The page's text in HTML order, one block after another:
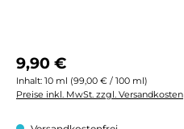
Regulärer Preis:
9,90 €
Inhalt: 10 ml (99,00 € / 100 ml)
Preise inkl. MwSt. zzgl. Versandkosten